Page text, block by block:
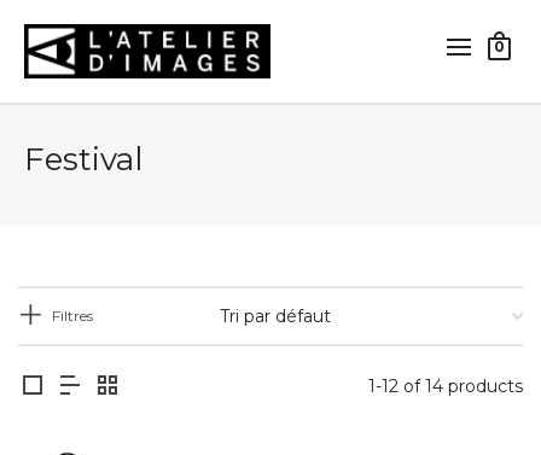
0
Festival
Filtres
1-12 of 14 products